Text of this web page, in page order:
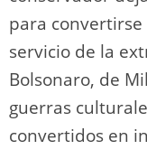
para
servicio de la
Bolsonaro, de
guerras
convertidos en